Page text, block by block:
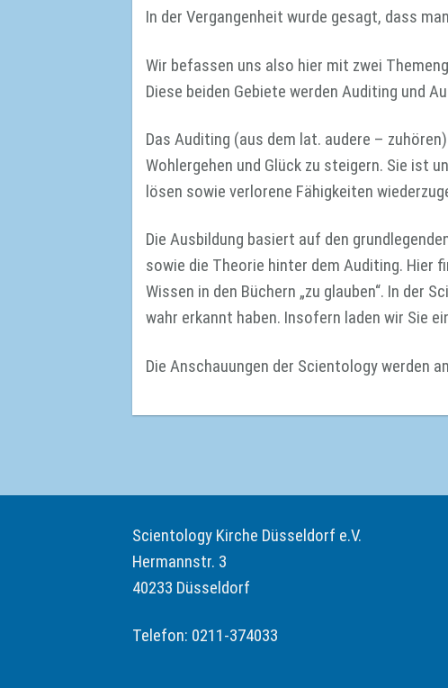
In der Vergangenheit wurde gesagt, dass
Wir befassen uns also hier mit zwei
Diese beiden Gebiete werden Auditing und
Das Auditing (aus dem lat. audere –
Wohlergehen und Glück zu steigern. Sie ist
lösen sowie verlorene Fähigkeiten
Die Ausbildung basiert auf den
sowie die Theorie hinter dem Auditing. Hier
Wissen in den Büchern „zu glauben“. In der
wahr erkannt haben. Insofern laden wir Sie
Die Anschauungen der Scientology werden
Scientology Kirche Düsseldorf e.V.
Hermannstr. 3
40233 Düsseldorf
Telefon: 0211-374033